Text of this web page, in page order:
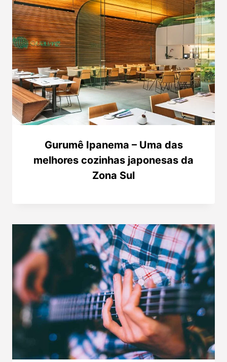
Gurumê Ipanema – Uma das
melhores cozinhas japonesas da
Zona Sul